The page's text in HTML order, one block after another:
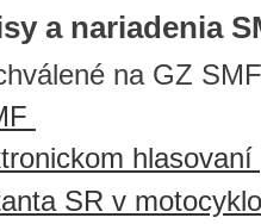
a nariadenia
na GZ
hlasovaní
SR v